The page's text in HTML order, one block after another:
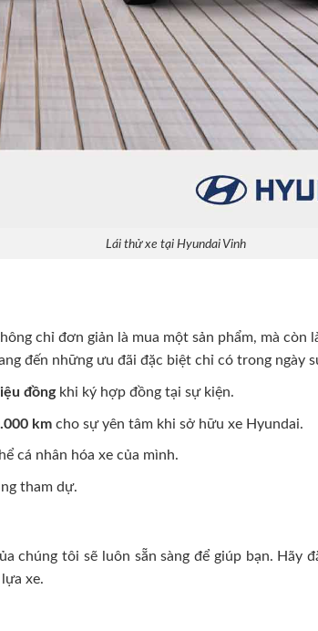
Lái thử xe tại Hyundai Vinh
chỉ đơn giản là mua một sản phẩm, mà
đến những ưu đãi đặc biệt chỉ có trong ngày
đồngkhi ký hợp đồng tại sự kiện.
kmcho sự yên tâm khi sở hữu xe Hyundai.
cá nhân hóa xe của mình.
tham dự.
chúng tôi sẽ luôn sẵn sàng để giúp bạn. Hãy
xe.